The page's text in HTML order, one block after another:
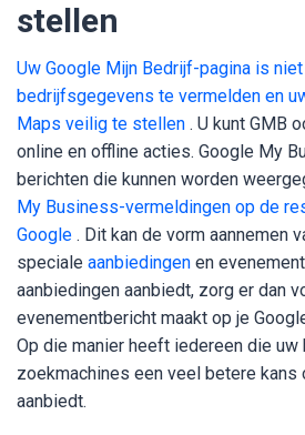
stellen
Uw Google Mijn Bedrijf-pagina is
bedrijfsgegevens te vermelden en
Maps veilig te stellen . U kunt GMB
online en offline acties. Google My
berichten die kunnen worden
My Business-vermeldingen op de
Google . Dit kan de vorm aannemen
speciale aanbiedingen en
aanbiedingen aanbiedt, zorg er dan
evenementbericht maakt op je
Op die manier heeft iedereen die
zoekmachines een veel betere kans
aanbiedt.